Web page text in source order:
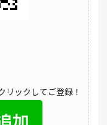
リックしてご登録！